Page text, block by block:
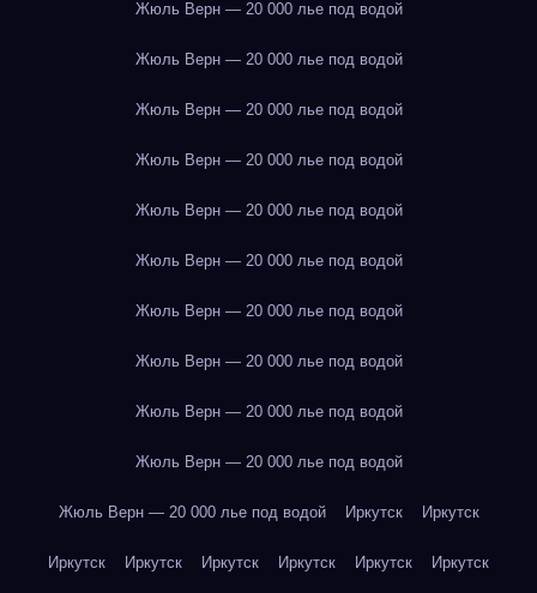
Жюль Верн — 20 000 лье под водой
Жюль Верн — 20 000 лье под водой
Жюль Верн — 20 000 лье под водой
Жюль Верн — 20 000 лье под водой
Жюль Верн — 20 000 лье под водой
Жюль Верн — 20 000 лье под водой
Жюль Верн — 20 000 лье под водой
Жюль Верн — 20 000 лье под водой
Жюль Верн — 20 000 лье под водой
Жюль Верн — 20 000 лье под водой
Жюль Верн — 20 000 лье под водой Иркутск Иркутск
Иркутск Иркутск Иркутск Иркутск Иркутск Иркутск